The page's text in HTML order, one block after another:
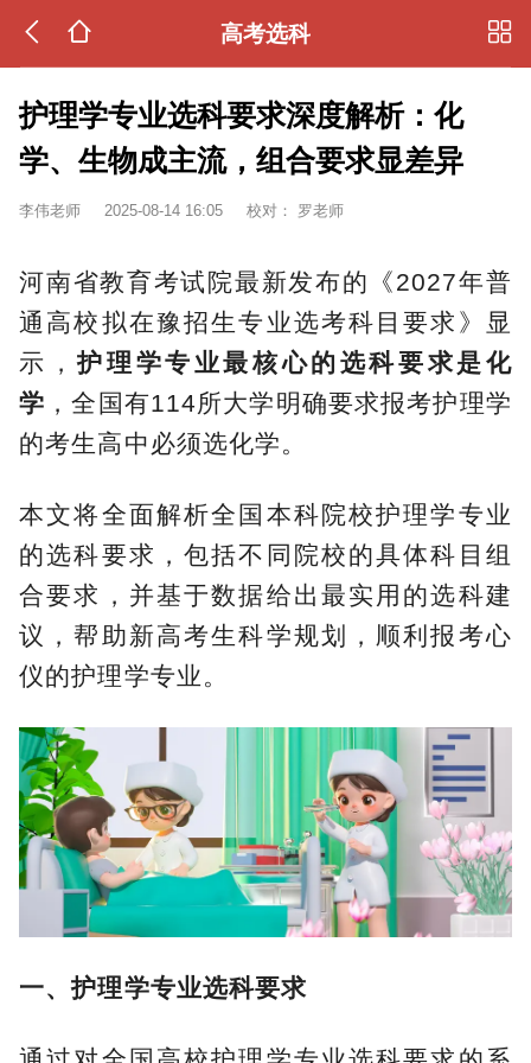
高考选科
护理学专业选科要求深度解析：化
学、生物成主流，组合要求显差异
李伟老师 2025-08-14 16:05 校对： 罗老师
河南省教育考试院最新发布的《2027年普
通高校拟在豫招生专业选考科目要求》显
示，护理学专业最核心的选科要求是化
学 ，全国有114所大学明确要求报考护理学
的考生高中必须选化学。
本文将全面解析全国本科院校护理学专业
的选科要求，包括不同院校的具体科目组
合要求，并基于数据给出最实用的选科建
议，帮助新高考生科学规划，顺利报考心
仪的护理学专业。
一、护理学专业选科要求